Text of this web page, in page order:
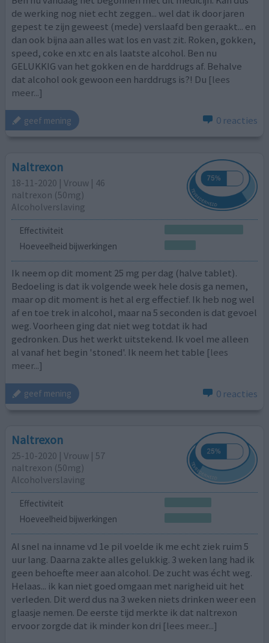
de werking nog niet echt zeggen... wel dat ik door jaren
gepest te zijn geweest (mede) verslaafd ben geraakt... en
dan ook bijna aan alles wat los en vast zit. Roken, gokken,
speed, coke en xtc en als laatste alcohol. Ben nu
GELUKKIG van het gokken en de harddrugs af. Behalve
dat alcohol ook gewoon een harddrugs is?! Du [lees
meer...]
geef mening 0 reacties
Naltrexon
18-11-2020 | Vrouw | 46
naltrexon (50mg)
Alcoholverslaving
Effectiviteit
Hoeveelheid bijwerkingen
Ik neem op dit moment 25 mg per dag (halve tablet).
Bedoeling is dat ik volgende week hele dosis ga nemen,
maar op dit moment is het al erg effectief. Ik heb nog wel
af en toe trek in alcohol, maar na 5 seconden is dat gevoel
weg. Voorheen ging dat niet weg totdat ik had
gedronken. Dus het werkt uitstekend. Ik voel me alleen
al vanaf het begin 'stoned'. Ik neem het table [lees
meer...]
geef mening 0 reacties
Naltrexon
25-10-2020 | Vrouw | 57
naltrexon (50mg)
Alcoholverslaving
Effectiviteit
Hoeveelheid bijwerkingen
Al snel na inname vd 1e pil voelde ik me echt ziek ruim 5
uur lang. Daarna zakte alles gelukkig. 3 weken lang had ik
geen behoefte meer aan alcohol. De zucht was écht weg.
Helaas... ik kan niet goed omgaan met narigheid uit het
verleden. Dit werd dus na 3 weken niets drinken weer een
glaasje nemen. De eerste tijd merkte ik dat naltrexon
ervoor zorgde dat ik minder kon dri [lees meer...]